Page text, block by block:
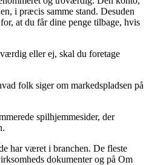
i præcis samme stand. Desuden
at du får dine penge tilbage, hvis
eller ej, skal du foretage
folk siger om markedspladsen på
spilhjemmesider, der
har været i branchen. De fleste
dokumenter og på Om